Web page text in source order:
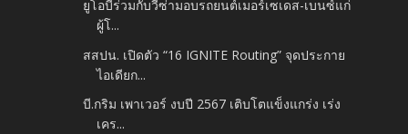
ยูโอบีร่วมกับวีซ่ามอบรถยนต์เมอร์เซเดส-เบนซ์แก่
ผู้โ...
สสปน. เปิดตัว “16 IGNITE Routing” จุดประกาย
ไอเดียก...
บี.กริม เพาเวอร์ งบปี 2567 เติบโตแข็งแกร่ง เร่ง
เคร...